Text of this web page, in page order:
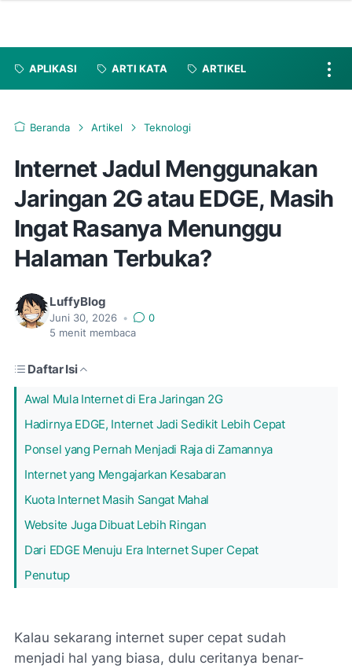
APLIKASI ARTI KATA ARTIKEL
Beranda Artikel Teknologi
Internet Jadul Menggunakan
Jaringan 2G atau EDGE, Masih
Ingat Rasanya Menunggu
Halaman Terbuka?
LuffyBlog
Juni 30, 2026 •
0
5 menit membaca
Daftar Isi
Awal Mula Internet di Era Jaringan 2G
Hadirnya EDGE, Internet Jadi Sedikit Lebih Cepat
Ponsel yang Pernah Menjadi Raja di Zamannya
Internet yang Mengajarkan Kesabaran
Kuota Internet Masih Sangat Mahal
Website Juga Dibuat Lebih Ringan
Dari EDGE Menuju Era Internet Super Cepat
Penutup
Kalau sekarang internet super cepat sudah
menjadi hal yang biasa, dulu ceritanya benar-